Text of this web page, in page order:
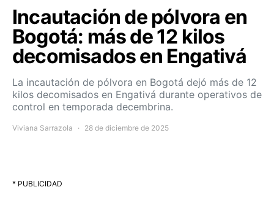
Incautación de pólvora en
Bogotá: más de 12 kilos
decomisados en Engativá
La incautación de pólvora en Bogotá dejó más de 12
kilos decomisados en Engativá durante operativos de
control en temporada decembrina.
Viviana Sarrazola 28 de diciembre de 2025
* PUBLICIDAD